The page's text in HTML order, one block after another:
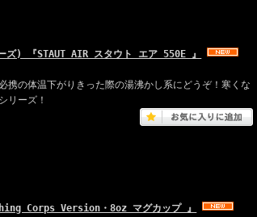
) 『STAUT AIR スタウト エア 550E 』
携の体温下がりきった際の湯沸かし系にどうぞ！寒くな
リーズ！
Corps Version・8oz マグカップ 』